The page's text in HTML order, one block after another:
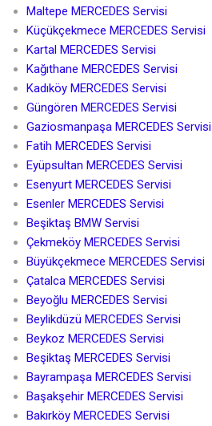
Maltepe MERCEDES Servisi
Küçükçekmece MERCEDES Servisi
Kartal MERCEDES Servisi
Kağıthane MERCEDES Servisi
Kadıköy MERCEDES Servisi
Güngören MERCEDES Servisi
Gaziosmanpaşa MERCEDES Servisi
Fatih MERCEDES Servisi
Eyüpsultan MERCEDES Servisi
Esenyurt MERCEDES Servisi
Esenler MERCEDES Servisi
Beşiktaş BMW Servisi
Çekmeköy MERCEDES Servisi
Büyükçekmece MERCEDES Servisi
Çatalca MERCEDES Servisi
Beyoğlu MERCEDES Servisi
Beylikdüzü MERCEDES Servisi
Beykoz MERCEDES Servisi
Beşiktaş MERCEDES Servisi
Bayrampaşa MERCEDES Servisi
Başakşehir MERCEDES Servisi
Bakırköy MERCEDES Servisi